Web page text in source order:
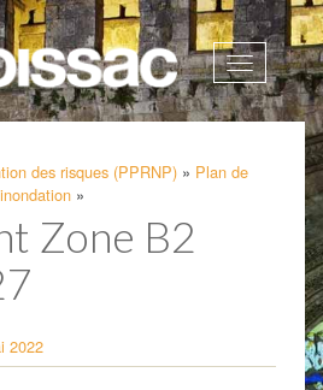
Afficher
la
des risques (PPRNP) » Plan de
»
Zone B2
2022